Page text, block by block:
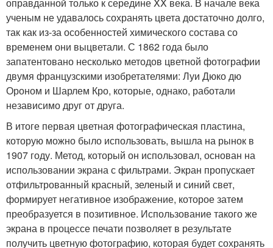
ученым не удавалось сохранять цвета достаточно долго,
так как из-за особенностей химического состава со
временем они выцветали. С 1862 года было
запатентовано несколько методов цветной фотографии
двумя французскими изобретателями: Луи Дюко дю
Ороном и Шарлем Кро, которые, однако, работали
независимо друг от друга.
В итоге первая цветная фотографическая пластина,
которую можно было использовать, вышла на рынок в
1907 году. Метод, который он использовал, основан на
использовании экрана с фильтрами. Экран пропускает
отфильтрованный красный, зеленый и синий свет,
формирует негативное изображение, которое затем
преобразуется в позитивное. Использование такого же
экрана в процессе печати позволяет в результате
получить цветную фотографию, которая будет сохранять